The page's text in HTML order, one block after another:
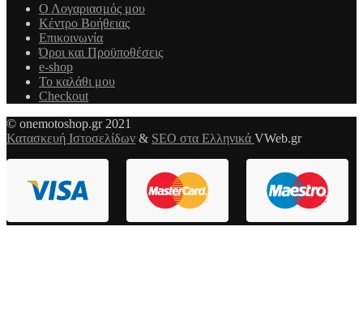
Ο Λογαριασμός μου
Κέντρο Βοήθειας
Επικοινωνία
Όροι και Προϋποθέσεις
e-shop
Το καλάθι μου
Checkout
© onemotoshop.gr 2021
Κατασκευή Ιστοσελίδων & SEO στα Ελληνικά VWeb.gr